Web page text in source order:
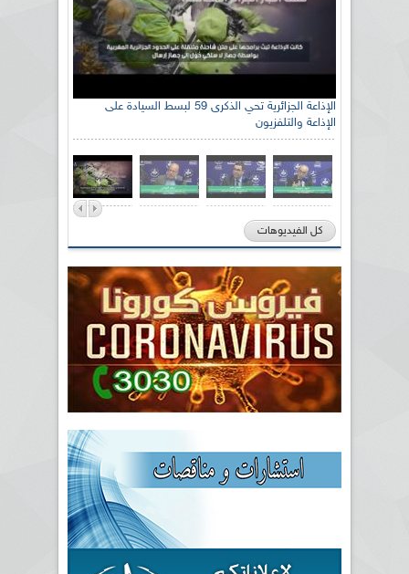
الإذاعة الجزائرية تحي الذكرى 59 لبسط السيادة على
الإذاعة والتلفزيون
كل الفيديوهات